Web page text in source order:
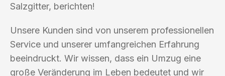
Salzgitter, berichten!
Unsere Kunden sind von unserem professionellen
Service und unserer umfangreichen Erfahrung
beeindruckt. Wir wissen, dass ein Umzug eine
große Veränderung im Leben bedeutet und wir